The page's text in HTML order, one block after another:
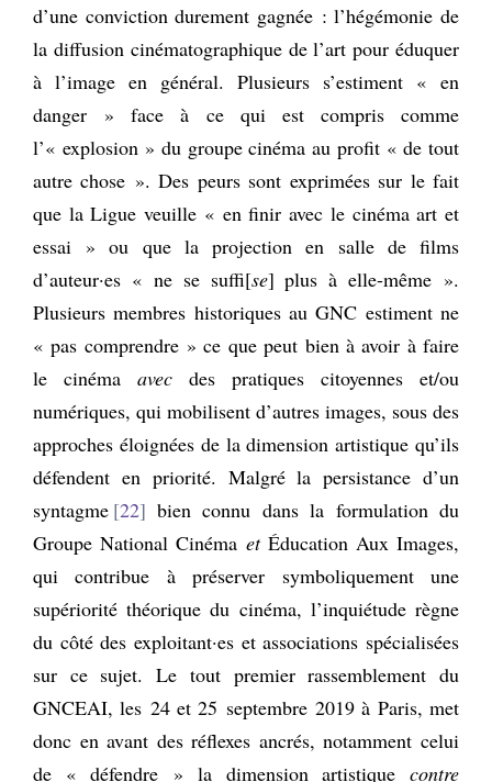
d’une conviction durement gagnée : l’hégémonie de
la diffusion cinématographique de l’art pour éduquer
à l’image en général. Plusieurs s’estiment « en
danger » face à ce qui est compris comme
l’« explosion » du groupe cinéma au profit « de tout
autre chose ». Des peurs sont exprimées sur le fait
que la Ligue veuille « en finir avec le cinéma art et
essai » ou que la projection en salle de films
d’auteur·es « ne se suffi[se] plus à elle-même ».
Plusieurs membres historiques au GNC estiment ne
« pas comprendre » ce que peut bien à avoir à faire
le cinéma avec des pratiques citoyennes et/ou
numériques, qui mobilisent d’autres images, sous des
approches éloignées de la dimension artistique qu’ils
défendent en priorité. Malgré la persistance d’un
syntagme 22
bien connu dans la formulation du
Groupe National Cinéma et Éducation Aux Images,
qui contribue à préserver symboliquement une
supériorité théorique du cinéma, l’inquiétude règne
du côté des exploitant·es et associations spécialisées
sur ce sujet. Le tout premier rassemblement du
GNCEAI, les 24 et 25 septembre 2019 à Paris, met
donc en avant des réflexes ancrés, notamment celui
de « défendre » la dimension artistique contre